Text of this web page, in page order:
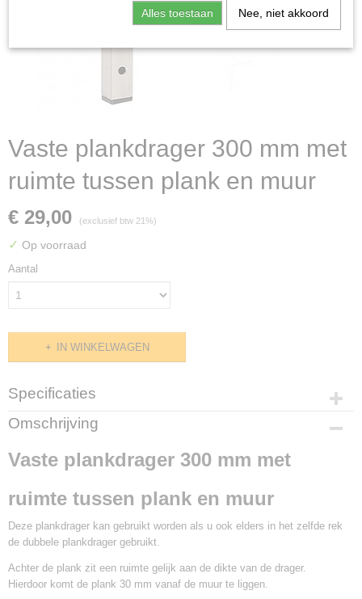
Vaste plankdrager 300 mm met
ruimte tussen plank en muur
€ 29,00 (exclusief btw 21%)
✓ Op voorraad
Aantal
IN WINKELWAGEN
Specificaties
Productcode
Omschrijving
Vaste plankdrager 300 mm met
ruimte tussen plank en muur
Deze plankdrager kan gebruikt worden als u ook elders in het zelfde rek
de dubbele plankdrager gebruikt.
Achter de plank zit een ruimte gelijk aan de dikte van de drager.
Hierdoor komt de plank 30 mm vanaf de muur te liggen.
Alles toestaan Nee, niet akkoord